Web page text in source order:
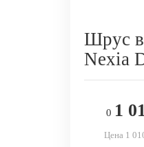
Шрус
Nexia
0 1
Цена 1